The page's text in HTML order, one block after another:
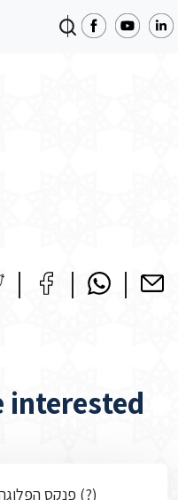
interested
פנקס הפלוגה, המדבר המערבי 1942 (?)